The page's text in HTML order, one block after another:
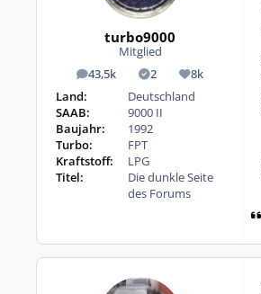
turbo9000
Mitglied
43,5k
Beiträge 2
Lösungen
8k
Reputation
Land:
Deutschland
SAAB:
9000 II
Baujahr:
1992
Turbo:
FPT
Kraftstoff:
LPG
Titel:
Die dunkle Seite
des Forums